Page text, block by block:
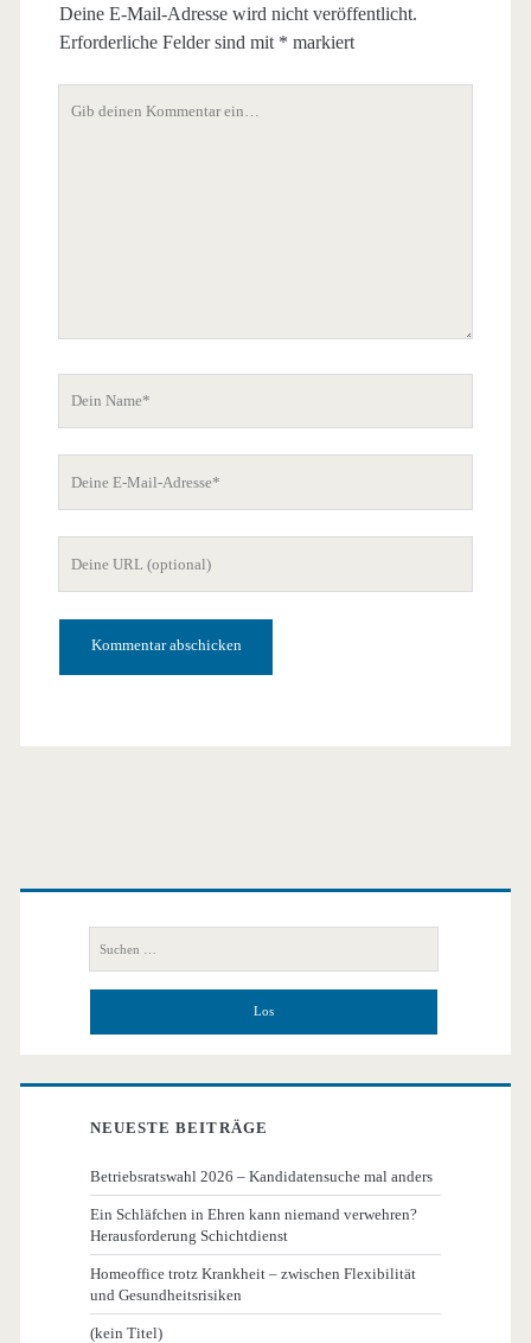
Deine E-Mail-Adresse wird nicht veröffentlicht.
Erforderliche Felder sind mit * markiert
Adresse
Primäre
Seitenleiste
nach:
NEUESTE BEITRÄGE
Betriebsratswahl 2026 – Kandidatensuche mal anders
Ein Schläfchen in Ehren kann niemand verwehren?
Herausforderung Schichtdienst
Homeoffice trotz Krankheit – zwischen Flexibilität
und Gesundheitsrisiken
(kein Titel)